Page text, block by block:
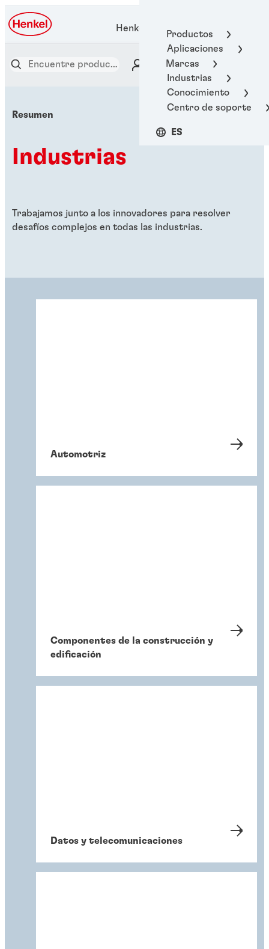
Productos
Aplicaciones
Marcas
Industrias
Conocimiento
Centro de soporte
ES
Henkel Adhesive Technologies
Resumen
Industrias
Trabajamos junto a los innovadores para resolver
desafíos complejos en todas las industrias.
Automotriz
Componentes de la construcción y
edificación
Datos y telecomunicaciones